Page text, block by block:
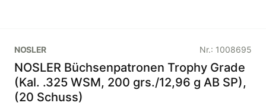
NOSLER Nr.: 1008695
NOSLER Büchsenpatronen Trophy Grade
(Kal. .325 WSM, 200 grs./12,96 g AB SP),
(20 Schuss)